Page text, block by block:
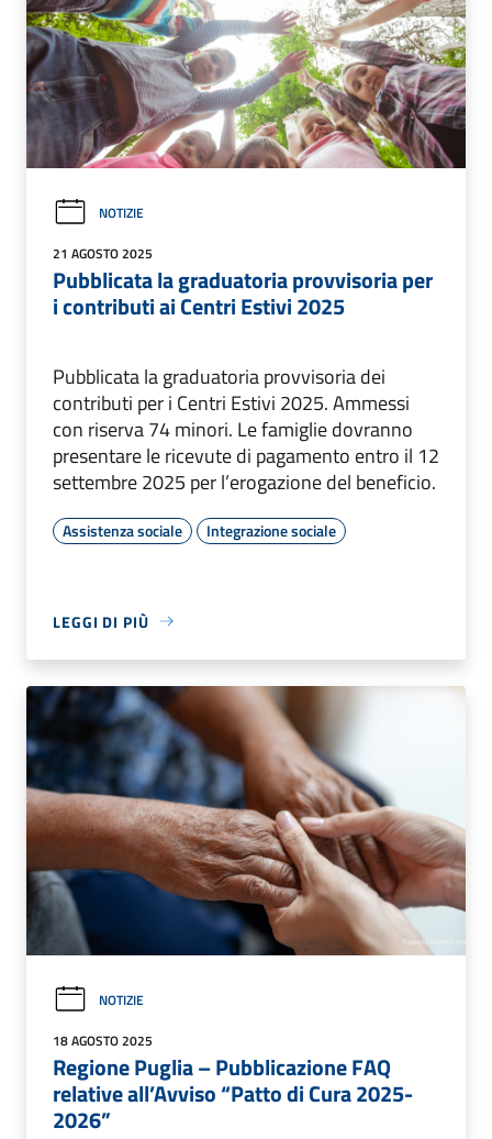
NOTIZIE
21 AGOSTO 2025
Pubblicata la graduatoria provvisoria per
i contributi ai Centri Estivi 2025
Pubblicata la graduatoria provvisoria dei
contributi per i Centri Estivi 2025. Ammessi
con riserva 74 minori. Le famiglie dovranno
presentare le ricevute di pagamento entro il 12
settembre 2025 per l’erogazione del beneficio.
Assistenza sociale Integrazione sociale
LEGGI DI PIÙ
NOTIZIE
18 AGOSTO 2025
Regione Puglia – Pubblicazione FAQ
relative all’Avviso “Patto di Cura 2025-
2026”